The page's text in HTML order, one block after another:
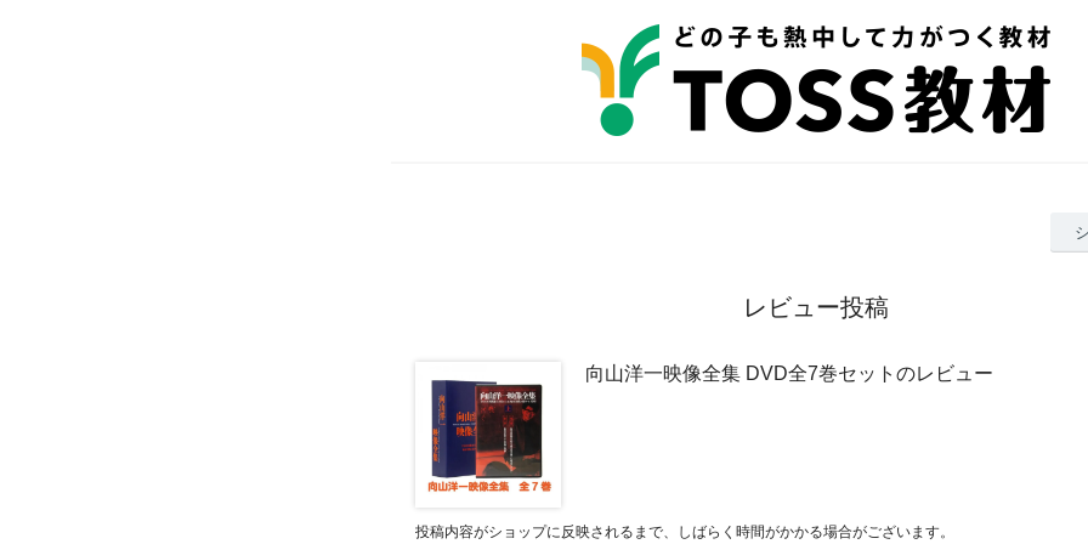
レビュー投稿
向山洋一映像全集 DVD全7巻セットのレビュー
投稿内容がショップに反映されるまで、しばらく時間がかかる場合がございます。